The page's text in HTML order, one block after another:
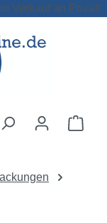
Verkauf an Privat!